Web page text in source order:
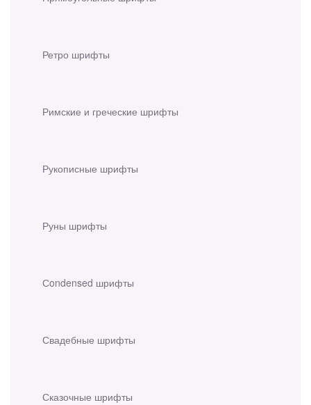
Ретро шрифты
Римские и греческие шрифты
Рукописные шрифты
Руны шрифты
Сondensed шрифты
Свадебные шрифты
Сказочные шрифты